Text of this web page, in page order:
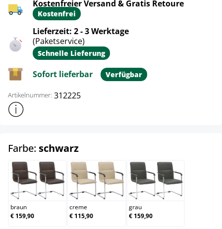
Kostenfreier Versand & Gratis Retoure
Kostenfrei
Lieferzeit: 2 - 3 Werktage
(Paketservice)
Schnelle Lieferung
Sofort lieferbar Verfügbar
Artikelnummer: 312225
Weitere Produktinformationen anzeigen
Farbe: schwarzauswählen
braun
braun
€ 159,90
creme
creme
€ 115,90
grau
grau
€ 159,90